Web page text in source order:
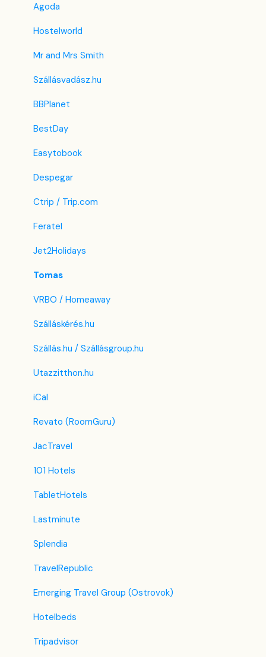
Egyéni mező
Agoda
Hostelworld
Mr and Mrs Smith
Szállásvadász.hu
BBPlanet
BestDay
Easytobook
Despegar
Ctrip / Trip.com
Feratel
Jet2Holidays
Tomas
VRBO / Homeaway
Szálláskérés.hu
Szállás.hu / Szállásgroup.hu
Utazzitthon.hu
iCal
Revato (RoomGuru)
JacTravel
101 Hotels
TabletHotels
Lastminute
Splendia
TravelRepublic
Emerging Travel Group (Ostrovok)
Hotelbeds
Tripadvisor